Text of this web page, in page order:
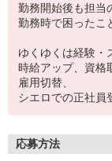
勤務開始後も担当
勤務時で困ったこ
ゆくゆくは経験・
時給アップ、資格
雇用切替、
シエロでの正社員
応募方法